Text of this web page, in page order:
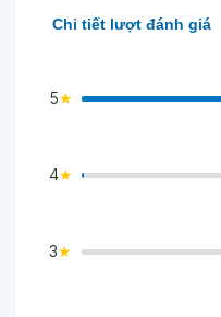
Chi tiết lượt đánh giá
5
4 >
3 >